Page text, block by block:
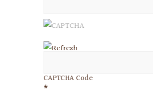
CAPTCHA Code
*